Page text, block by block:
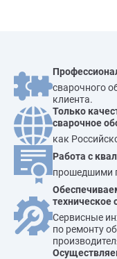
сварочного
клиента.
Только
сварочное
как
Работа с
прошедшими
техническое
Сервисные
по ремонту